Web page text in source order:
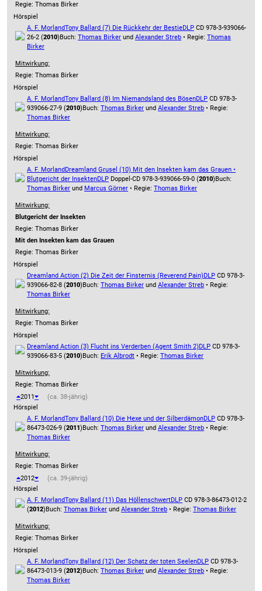
Regie: Thomas Birker
Hörspiel
A. F. MorlandTony Ballard (7) Die Rückkehr der BestieDLP CD 978-3-939066-
26-2 (2010)Buch: Thomas Birker und Alexander Streb • Regie: Thomas
Birker
Mitwirkung:
Regie: Thomas Birker
Hörspiel
A. F. MorlandTony Ballard (8) Im Niemandsland des BösenDLP CD 978-3-
939066-27-9 (2010)Buch: Thomas Birker und Alexander Streb • Regie:
Thomas Birker
Mitwirkung:
Regie: Thomas Birker
Hörspiel
A. F. MorlandDreamland Grusel (10) Mit den Insekten kam das Grauen •
Blutgericht der InsektenDLP Doppel-CD 978-3-939066-59-0 (2010)Buch:
Thomas Birker und Marcus Görner • Regie: Thomas Birker
Mitwirkung:
Blutgericht der Insekten
Regie: Thomas Birker
Mit den Insekten kam das Grauen
Regie: Thomas Birker
Hörspiel
Dreamland Action (2) Die Zeit der Finsternis (Reverend Pain)DLP CD 978-3-
939066-82-8 (2010)Buch: Thomas Birker und Alexander Streb • Regie:
Thomas Birker
Mitwirkung:
Regie: Thomas Birker
Hörspiel
Dreamland Action (3) Flucht ins Verderben (Agent Smith 2)DLP CD 978-3-
939066-83-5 (2010)Buch: Erik Albrodt • Regie: Thomas Birker
Mitwirkung:
Regie: Thomas Birker
2011
(ca. 38-jährig)
Hörspiel
A. F. MorlandTony Ballard (10) Die Hexe und der SilberdämonDLP CD 978-3-
86473-026-9 (2011)Buch: Thomas Birker und Alexander Streb • Regie:
Thomas Birker
Mitwirkung:
Regie: Thomas Birker
2012
(ca. 39-jährig)
Hörspiel
A. F. MorlandTony Ballard (11) Das HöllenschwertDLP CD 978-3-86473-012-2
(2012)Buch: Thomas Birker und Alexander Streb • Regie: Thomas Birker
Mitwirkung:
Regie: Thomas Birker
Hörspiel
A. F. MorlandTony Ballard (12) Der Schatz der toten SeelenDLP CD 978-3-
86473-013-9 (2012)Buch: Thomas Birker und Alexander Streb • Regie:
Thomas Birker